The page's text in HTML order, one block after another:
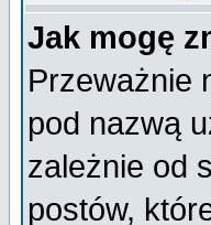
Jak mogę
Przeważnie
pod nazwą
zależnie od
postów,